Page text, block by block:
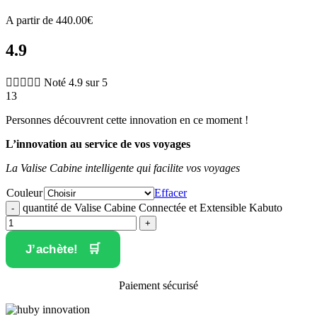
A partir de 440.00€
4.9
     Noté 4.9 sur 5
13
Personnes découvrent cette innovation en ce moment !
L’innovation au service de vos voyages
La Valise Cabine intelligente qui facilite vos voyages
Couleur
Effacer
quantité de Valise Cabine Connectée et Extensible Kabuto
J’achète!
Paiement sécurisé